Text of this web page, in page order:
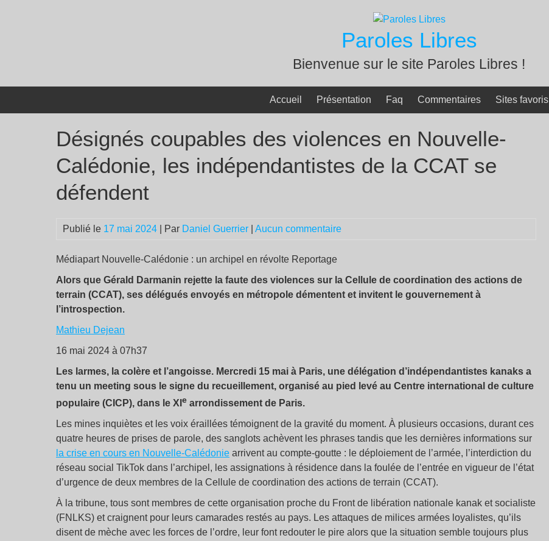
Paroles Libres
Bienvenue sur le site Paroles Libres !
Accueil Présentation Faq Commentaires Sites favoris
Désignés coupables des violences en Nouvelle-
Calédonie, les indépendantistes de la CCAT se
défendent
Publié le 17 mai 2024 | Par Daniel Guerrier Aucun commentaire
Médiapart Nouvelle-Calédonie : un archipel en révolte Reportage
Alors que Gérald Darmanin rejette la faute des violences sur la Cellule de coordination des actions de
terrain (CCAT), ses délégués envoyés en métropole démentent et invitent le gouvernement à
l’introspection.
Mathieu Dejean
16 mai 2024 à 07h37
Les larmes, la colère et l’angoisse. Mercredi 15 mai à Paris, une délégation d’indépendantistes kanaks a
tenu un meeting sous le signe du recueillement, organisé au pied levé au Centre international de culture
populaire (CICP), dans le XI e arrondissement de Paris.
Les mines inquiètes et les voix éraillées témoignent de la gravité du moment. À plusieurs occasions, durant ces
quatre heures de prises de parole, des sanglots achèvent les phrases tandis que les dernières informations sur
la crise en cours en Nouvelle-Calédonie arrivent au compte-goutte : le déploiement de l’armée, l’interdiction du
réseau social TikTok dans l’archipel, les assignations à résidence dans la foulée de l’entrée en vigueur de l’état
d’urgence de deux membres de la Cellule de coordination des actions de terrain (CCAT).
À la tribune, tous sont membres de cette organisation proche du Front de libération nationale kanak et socialiste
(FNLKS) et craignent pour leurs camarades restés au pays. Les attaques de milices armées loyalistes, qu’ils
disent de mèche avec les forces de l’ordre, leur font redouter le pire alors que la situation semble toujours plus